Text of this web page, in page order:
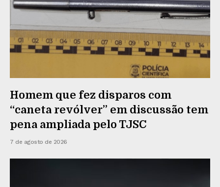
Homem que fez disparos com
“caneta revólver” em discussão tem
pena ampliada pelo TJSC
7 de agosto de 2026